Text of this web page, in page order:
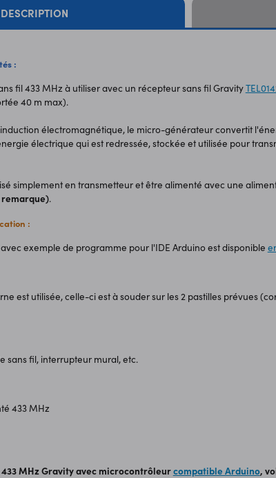
DESCRIPTION
:
fil 433 MHz à utiliser avec un récepteur sans fil Gravity
40 m max).
électromagnétique, le micro-générateur convertit
électrique qui est redressée, stockée et utilisée pour
simplement en transmetteur et être alimenté avec une
.
:
exemple de programme pour l'IDE Arduino est disponible
est utilisée, celle-ci est à souder sur les 2 pastilles prévues
sans fil, interrupteur mural, etc.
433 MHz
MHz Gravity avec microcontrôleurcompatible Arduino,